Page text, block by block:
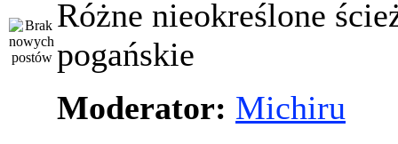
Różne nieokreślone
pogańskie
Moderator: Michiru